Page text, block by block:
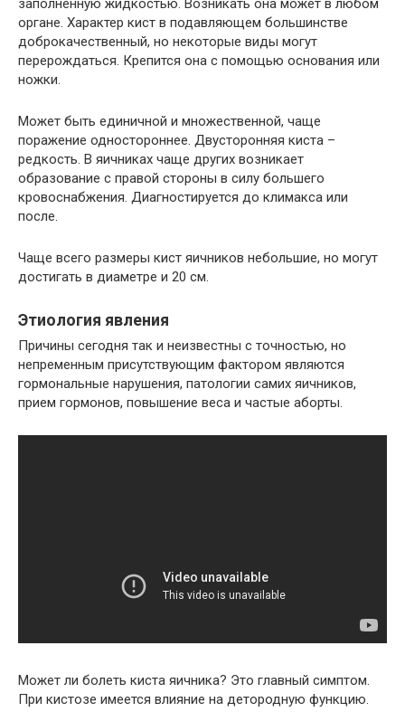
заполненную жидкостью. Возникать она может в любом
органе. Характер кист в подавляющем большинстве
доброкачественный, но некоторые виды могут
перерождаться. Крепится она с помощью основания или
ножки.
Может быть единичной и множественной, чаще
поражение одностороннее. Двусторонняя киста –
редкость. В яичниках чаще других возникает
образование с правой стороны в силу большего
кровоснабжения. Диагностируется до климакса или
после.
Чаще всего размеры кист яичников небольшие, но могут
достигать в диаметре и 20 см.
Этиология явления
Причины сегодня так и неизвестны с точностью, но
непременным присутствующим фактором являются
гормональные нарушения, патологии самих яичников,
прием гормонов, повышение веса и частые аборты.
Может ли болеть киста яичника? Это главный симптом.
При кистозе имеется влияние на детородную функцию.